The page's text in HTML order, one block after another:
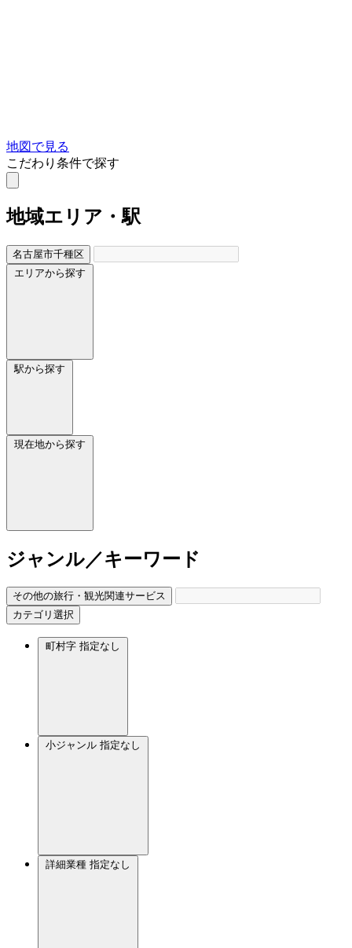
地図で見る
こだわり条件で探す
地域エリア・駅
名古屋市千種区
エリアから探す
駅から探す
現在地から探す
ジャンル／キーワード
その他の旅行・観光関連サービス
カテゴリ選択
町村字 指定なし
小ジャンル 指定なし
詳細業種 指定なし